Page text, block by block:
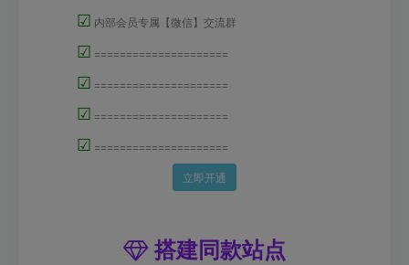
☑ 内部会员专属【微信】交流群
☑ =====================
☑ =====================
☑ =====================
☑ =====================
立即开通
搭建同款站点